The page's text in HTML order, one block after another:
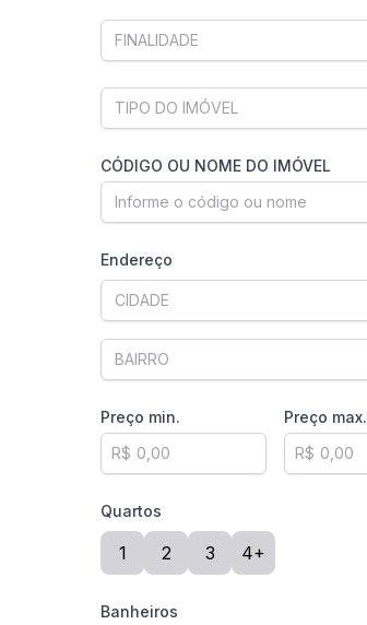
CÓDIGO OU NOME DO IMÓVEL
Endereço
Preço min.
R$
Preço max.
R$
Quartos
1 2 3 4+
Banheiros